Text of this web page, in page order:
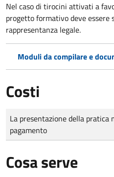
Nel caso di tirocini attivati a
progetto formativo deve
rappresentanza legale.
Moduli da compilare e
Costi
Tipo di pagamento
Importo
La presentazione della pratica
pagamento
Cosa serve